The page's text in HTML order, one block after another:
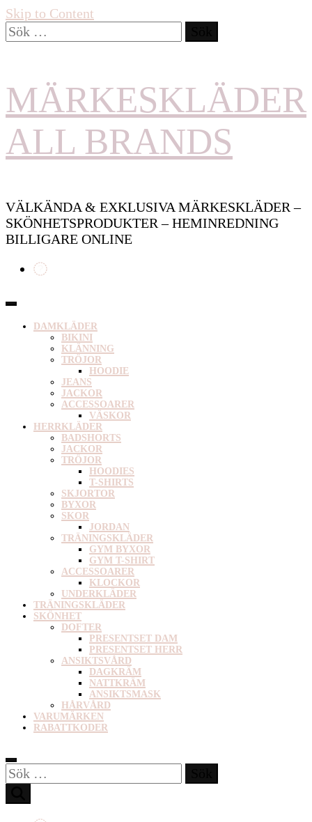
Skip to Content
Sök
efter:
MÄRKESKLÄDER
ALL BRANDS
VÄLKÄNDA & EXKLUSIVA MÄRKESKLÄDER –
SKÖNHETSPRODUKTER – HEMINREDNING
BILLIGARE ONLINE
DAMKLÄDER
BIKINI
KLÄNNING
TRÖJOR
HOODIE
JEANS
JACKOR
ACCESSOARER
VÄSKOR
HERRKLÄDER
BADSHORTS
JACKOR
TRÖJOR
HOODIES
T-SHIRTS
SKJORTOR
BYXOR
SKOR
JORDAN
TRÄNINGSKLÄDER
GYM BYXOR
GYM T-SHIRT
ACCESSOARER
KLOCKOR
UNDERKLÄDER
TRÄNINGSKLÄDER
SKÖNHET
DOFTER
PRESENTSET DAM
PRESENTSET HERR
ANSIKTSVÅRD
DAGKRÄM
NATTKRÄM
ANSIKTSMASK
HÅRVÅRD
VARUMÄRKEN
RABATTKODER
Sök
efter: